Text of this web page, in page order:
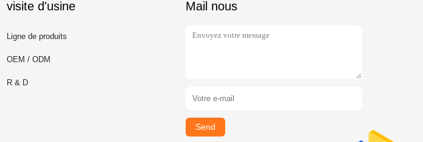
visite d'usine
Ligne de produits
OEM / ODM
R & D
Mail nous
Send